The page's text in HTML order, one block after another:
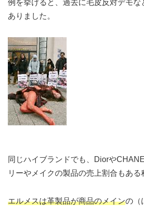
例を挙げると、過去に毛皮反対デモな
ありました。
同じハイブランドでも、Diorや
リーやメイクの製品の売上割合もある
エルメスは革製品が商品のメインの（